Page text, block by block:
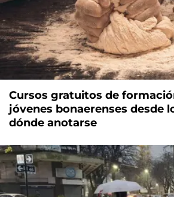
Cursos gratuitos de
jóvenes bonaerenses desde
dónde anotarse